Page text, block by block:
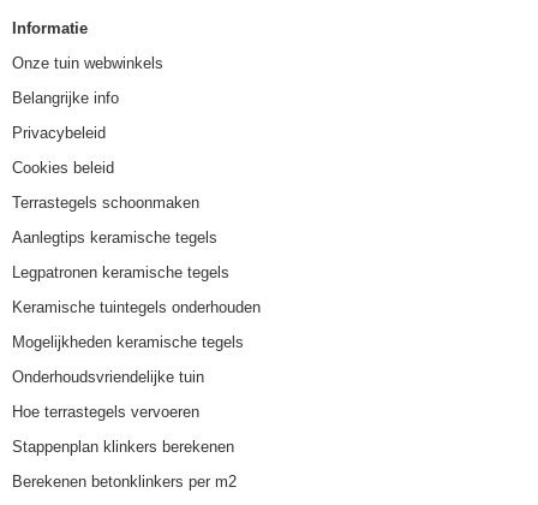
Informatie
Onze tuin webwinkels
Belangrijke info
Privacybeleid
Cookies beleid
Terrastegels schoonmaken
Aanlegtips keramische tegels
Legpatronen keramische tegels
Keramische tuintegels onderhouden
Mogelijkheden keramische tegels
Onderhoudsvriendelijke tuin
Hoe terrastegels vervoeren
Stappenplan klinkers berekenen
Berekenen betonklinkers per m2